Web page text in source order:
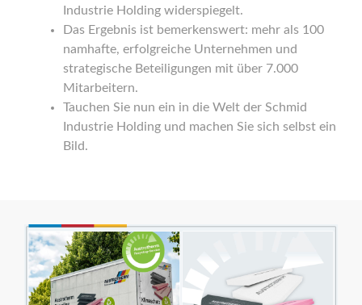
Industrie Holding widerspiegelt.
Das Ergebnis ist bemerkenswert: mehr als 100
namhafte, erfolgreiche Unternehmen und
strategische Beteiligungen mit über 7.000
Mitarbeitern.
Tauchen Sie nun ein in die Welt der Schmid
Industrie Holding und machen Sie sich selbst ein
Bild.